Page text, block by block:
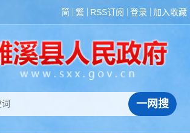
简 繁 RSS订阅 登录 加入收藏